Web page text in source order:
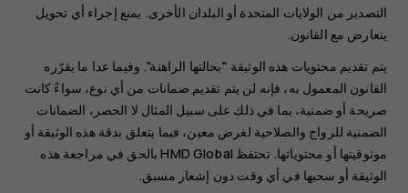
التصدير من الولايات المتحدة أو البلدان الأخرى. يمنع إجراء أي تحويل
يتعارض مع القانون.
يتم تقديم محتويات هذه الوثيقة "بحالتها الراهنة". وفيما عدا ما يقرّره
القانون المعمول به، فإنه لن يتم تقديم ضمانات من أي نوع، سواءً كانت
صريحة أو ضمنية، بما في ذلك على سبيل المثال لا الحصر، الضمانات
الضمنية للرواج والصلاحية لغرض معين، فيما يتعلق بدقة هذه الوثيقة أو
موثوقيتها أو محتوياتها. تحتفظ HMD Global بالحق في مراجعة هذه
الوثيقة أو سحبها في أي وقت دون إشعار مسبق.